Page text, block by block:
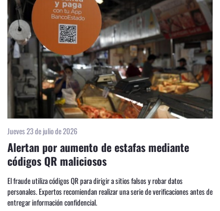
Jueves 23 de julio de 2026
Alertan por aumento de estafas mediante
códigos QR maliciosos
El fraude utiliza códigos QR para dirigir a sitios falsos y robar datos
personales. Expertos recomiendan realizar una serie de verificaciones antes de
entregar información confidencial.